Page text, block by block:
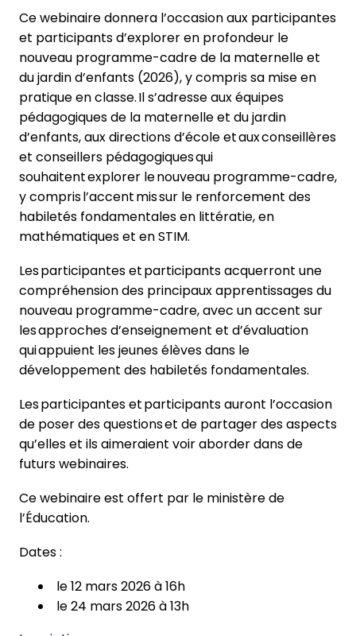
Ce webinaire donnera l’occasion aux participantes
et participants d’explorer en profondeur le
nouveau programme-cadre de la maternelle et
du jardin d’enfants (2026), y compris sa mise en
pratique en classe. Il s’adresse aux équipes
pédagogiques de la maternelle et du jardin
d’enfants, aux directions d’école et aux conseillères
et conseillers pédagogiques qui
souhaitent explorer le nouveau programme-cadre,
y compris l’accent mis sur le renforcement des
habiletés fondamentales en littératie, en
mathématiques et en STIM.
Les participantes et participants acquerront une
compréhension des principaux apprentissages du
nouveau programme-cadre, avec un accent sur
les approches d’enseignement et d’évaluation
qui appuient les jeunes élèves dans le
développement des habiletés fondamentales.
Les participantes et participants auront l’occasion
de poser des questions et de partager des aspects
qu’elles et ils aimeraient voir aborder dans de
futurs webinaires.
Ce webinaire est offert par le ministère de
l’Éducation.
Dates :
le 12 mars 2026 à 16h
le 24 mars 2026 à 13h